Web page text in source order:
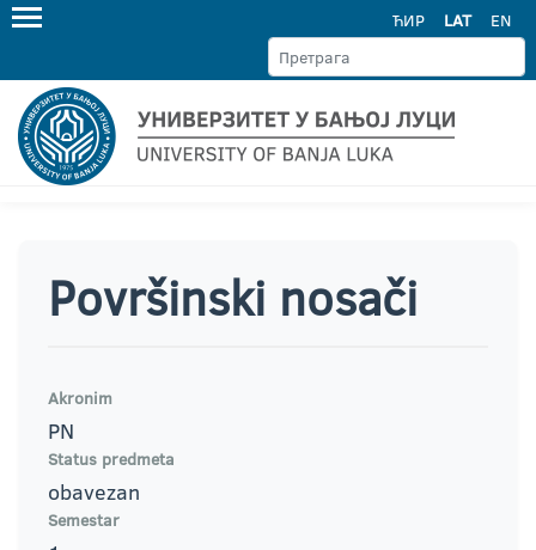
ЋИР LAT EN
Površinski nosači
Akronim
PN
Status predmeta
obavezan
Semestar